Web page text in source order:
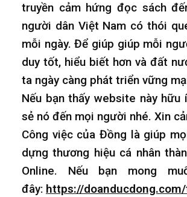
truyền cảm hứng đọc sách
người dân Việt Nam có thói
mỗi ngày. Để giúp giúp mỗi
duy tốt, hiểu biết hơn và đất
ta ngày càng phát triển vững
Nếu bạn thấy website này hữu
sẻ nó đến mọi người nhé. Xin
Công việc của Đồng là giúp
dựng thương hiệu cá nhân
Online. Nếu bạn mong
đây: https://